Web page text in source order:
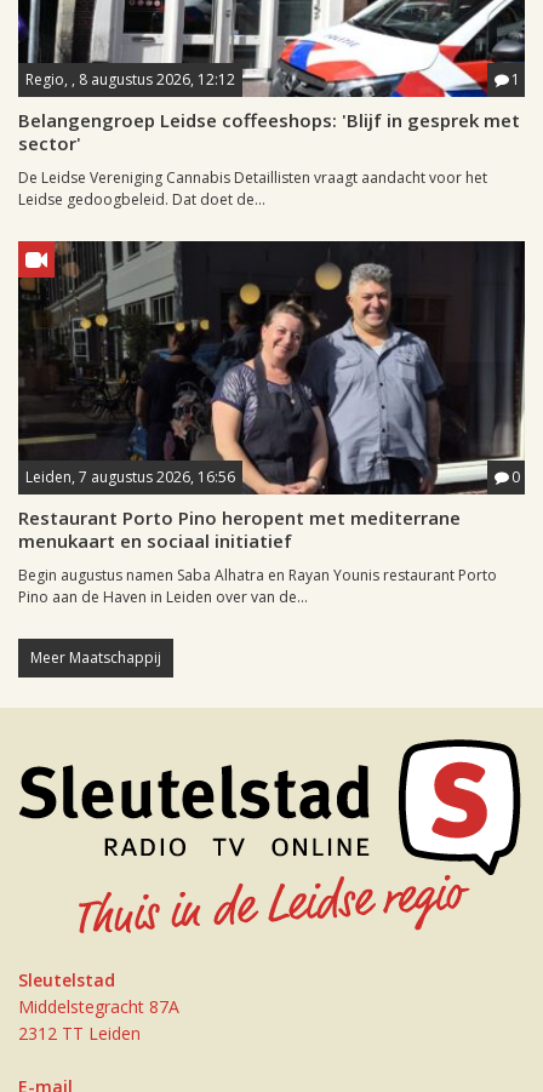
Regio, , 8 augustus 2026, 12:12 1
Belangengroep Leidse coffeeshops: 'Blijf in gesprek met
sector'
De Leidse Vereniging Cannabis Detaillisten vraagt aandacht voor het
Leidse gedoogbeleid. Dat doet de...
Leiden, 7 augustus 2026, 16:56 0
Restaurant Porto Pino heropent met mediterrane
menukaart en sociaal initiatief
Begin augustus namen Saba Alhatra en Rayan Younis restaurant Porto
Pino aan de Haven in Leiden over van de...
Meer Maatschappij
Sleutelstad
Middelstegracht 87A
2312 TT Leiden
E-mail